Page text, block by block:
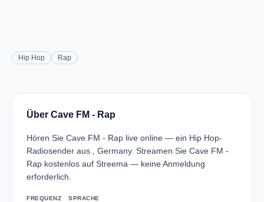
Hip Hop Rap
Über Cave FM - Rap
Hören Sie Cave FM - Rap live online — ein Hip Hop-
Radiosender aus , Germany. Streamen Sie Cave FM -
Rap kostenlos auf Streema — keine Anmeldung
erforderlich.
FREQUENZ SPRACHE